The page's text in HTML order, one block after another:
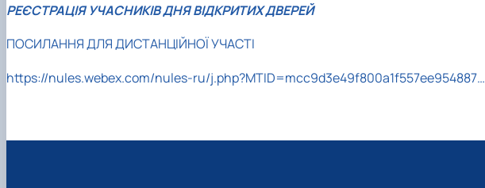
РЕЄСТРАЦІЯ УЧАСНИКІВ ДНЯ ВІДКРИТИХ ДВЕРЕЙ
ПОСИЛАННЯ ДЛЯ ДИСТАНЦІЙНОЇ УЧАСТІ
https://nules.webex.com/nules-ru/j.php?MTID=mcc9d3e49f800a1f557ee954887…